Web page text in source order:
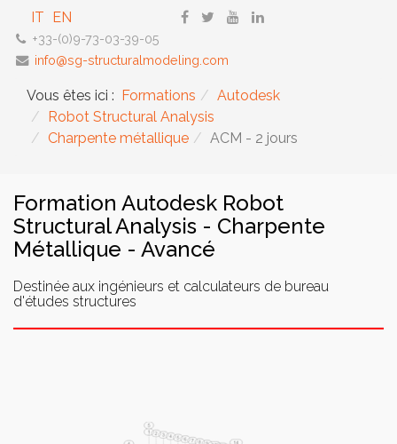
IT EN
+33-(0)9-73-03-39-05
info@sg-structuralmodeling.com
Vous êtes ici : Formations
Autodesk
Robot Structural Analysis
Charpente métallique
ACM - 2 jours
Formation Autodesk Robot
Structural Analysis - Charpente
Métallique - Avancé
Destinée aux ingénieurs et calculateurs de bureau
d'études structures